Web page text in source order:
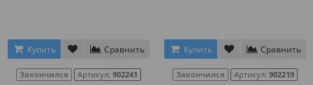
Купить Сравнить
Закончился Артикул: 902241
Купить Сравнить
Закончился Артикул: 902219